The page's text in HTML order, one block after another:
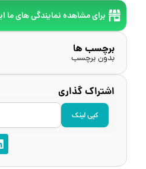
برای مشاهده نمایندگی های ما
برچسب ها
بدون برچسب
اشتراک گذاری
کپی لینک